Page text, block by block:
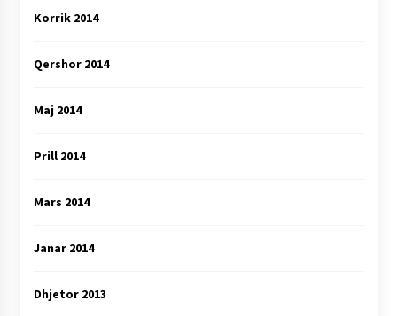
Korrik 2014
Qershor 2014
Maj 2014
Prill 2014
Mars 2014
Janar 2014
Dhjetor 2013